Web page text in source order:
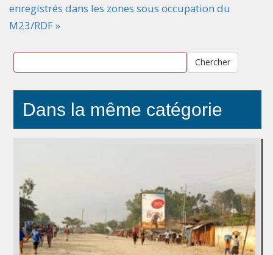
enregistrés dans les zones sous occupation du
M23/RDF »
Chercher
Dans la même catégorie